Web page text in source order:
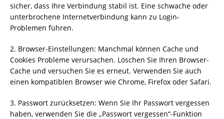
sicher, dass Ihre Verbindung stabil ist. Eine schwache oder
unterbrochene Internetverbindung kann zu Login-
Problemen führen.
2. Browser-Einstellungen: Manchmal können Cache und
Cookies Probleme verursachen. Löschen Sie Ihren Browser-
Cache und versuchen Sie es erneut. Verwenden Sie auch
einen kompatiblen Browser wie Chrome, Firefox oder Safari.
3. Passwort zurücksetzen: Wenn Sie Ihr Passwort vergessen
haben, verwenden Sie die „Passwort vergessen“-Funktion